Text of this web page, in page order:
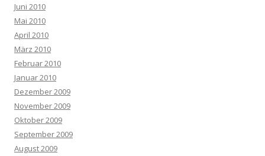
Juni 2010
Mai 2010
April 2010
März 2010
Februar 2010
Januar 2010
Dezember 2009
November 2009
Oktober 2009
September 2009
August 2009